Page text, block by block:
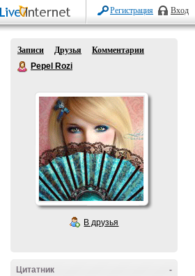
Регистрация Вход
Записи Друзья
Комментарии
Pepel Rozi
В друзья
-
Цитатник